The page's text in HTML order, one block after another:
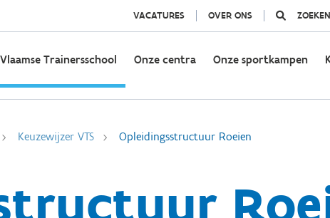
VACATURES OVER ONS ZOEKEN
Vlaamse Trainersschool Onze centra Onze sportkampen
Keuzewijzer VTS Opleidingsstructuur Roeien